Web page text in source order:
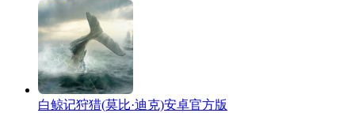
白鲸记狩猎(莫比·迪克)安卓官方版